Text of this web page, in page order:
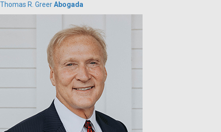
Thomas R. GreerAbogada